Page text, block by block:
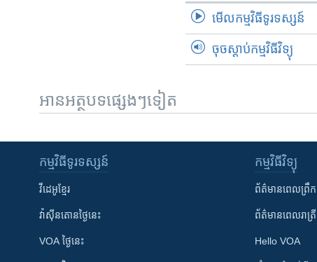
មើល​កម្មវិធី​ទូរទស្សន៍
ចុចស្តាប់កម្មវិធីវិទ្យុ
អានអត្ថបទផ្សេងៗទៀត
កម្មវិធី​ទូរទស្សន៍
វីដេអូ​ខ្មែរ
វ៉ាស៊ីនតោន​ថ្ងៃ​នេះ
VOA ថ្ងៃនេះ
កម្មវិធី​វិទ្យុ
ព័ត៌មាន​ពេល​ព្រឹក
ព័ត៌មាន​​ពេល​រាត្រី
Hello VOA